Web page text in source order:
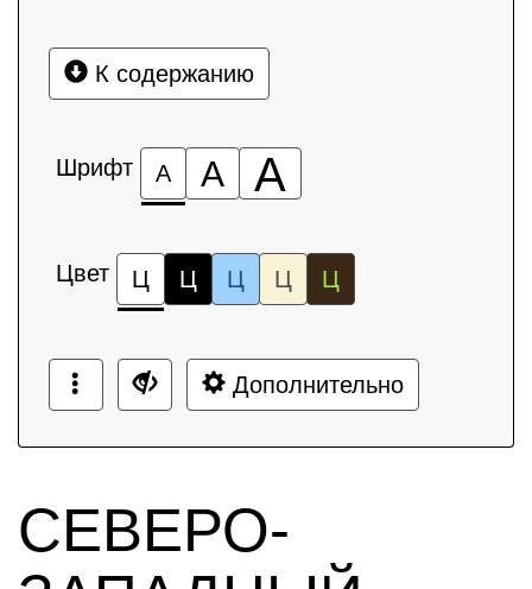
К содержанию
Шрифт А А А
Цвет Ц Ц Ц Ц Ц
Дополнительно
СЕВЕРО-